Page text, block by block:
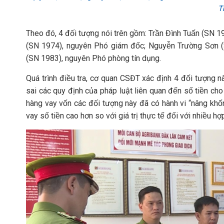
Theo đó, 4 đối tượng nói trên gồm: Trần Đình Tuấn (SN
(SN 1974), nguyên Phó giám đốc; Nguyễn Trường
(SN 1983), nguyên Phó phòng tín dụng.
Quá trình điều tra, cơ quan CSĐT xác định 4 đối tượng
sai các quy định của pháp luật liên quan đến số tiền
hàng vay vốn các đối tượng này đã có hành vi “nâng
vay số tiền cao hơn so với giá trị thực tế đối với nhiều